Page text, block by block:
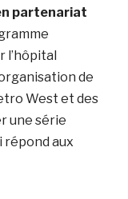
partenariat
l’hôpital
de
West et des
une série
répond aux